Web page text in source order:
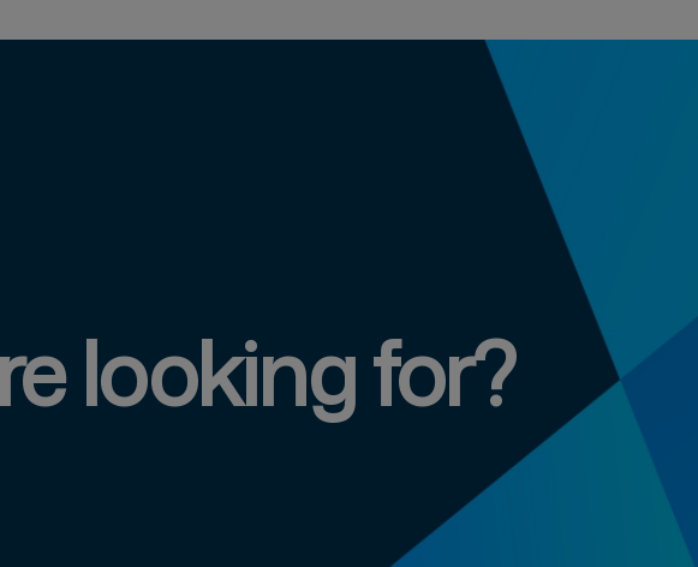
looking for?